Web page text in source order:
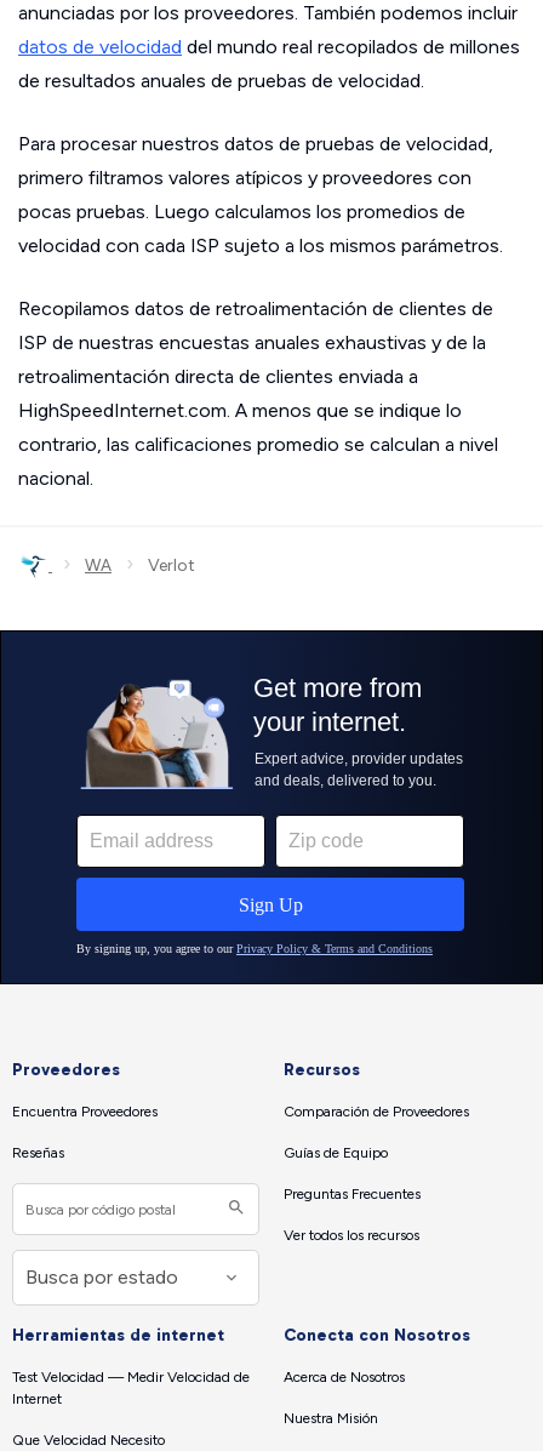
anunciadas por los proveedores. También podemos incluir
datos de velocidad del mundo real recopilados de millones
de resultados anuales de pruebas de velocidad.
Para procesar nuestros datos de pruebas de velocidad,
primero filtramos valores atípicos y proveedores con
pocas pruebas. Luego calculamos los promedios de
velocidad con cada ISP sujeto a los mismos parámetros.
Recopilamos datos de retroalimentación de clientes de
ISP de nuestras encuestas anuales exhaustivas y de la
retroalimentación directa de clientes enviada a
HighSpeedInternet.com. A menos que se indique lo
contrario, las calificaciones promedio se calculan a nivel
nacional.
› WA › Verlot
Proveedores
Encuentra Proveedores
Reseñas
Recursos
Comparación de Proveedores
Guías de Equipo
Preguntas Frecuentes
Ver todos los recursos
Herramientas de internet
Test Velocidad — Medir Velocidad de
Internet
Que Velocidad Necesito
Conecta con Nosotros
Acerca de Nosotros
Nuestra Misión